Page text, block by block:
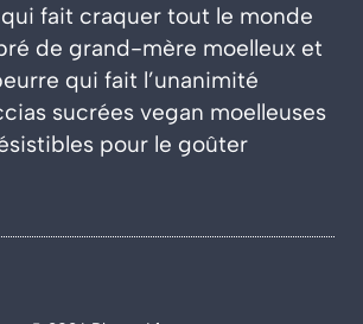
fait craquer tout le monde
de grand-mère moelleux et
qui fait l’unanimité
sucrées vegan moelleuses
pour le goûter